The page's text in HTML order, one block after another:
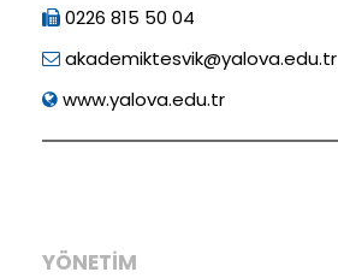
0226 815 50 04
akademiktesvik@yalova.edu.tr
www.yalova.edu.tr
YÖNETİM